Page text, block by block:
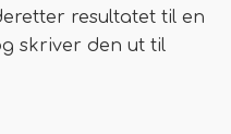
resultatet til en
skriver den ut til